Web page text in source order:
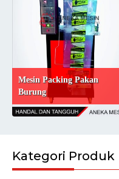
Mesin Packing Pakan
Burung
Kategori Produk